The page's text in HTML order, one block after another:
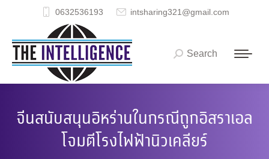
0632536193 intsharing321@gmail.com
Search:
Search
จีนสนับสนุนอิหร่านในกรณีถูกอิสราเอล
โจมตีโรงไฟฟ้านิวเคลียร์